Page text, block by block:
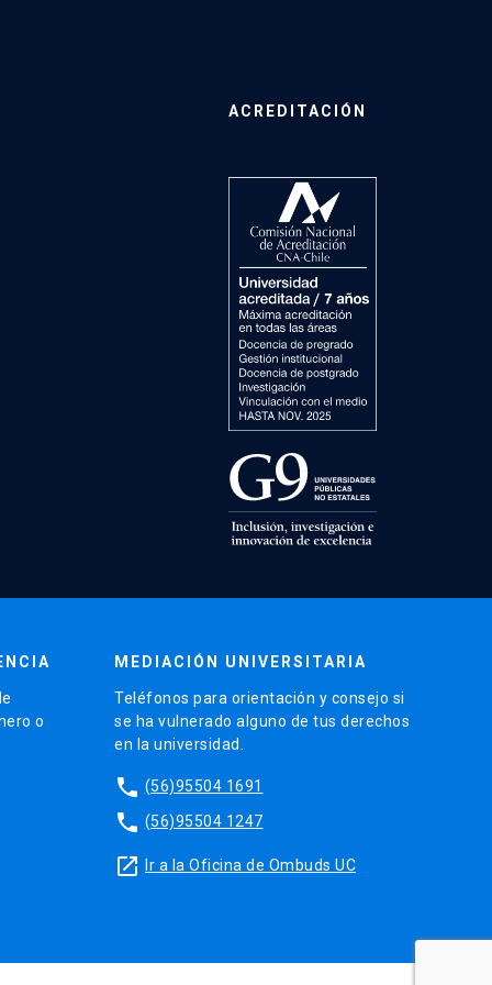
ACREDITACIÓN
o
MEDIACIÓN UNIVERSITARIA
Teléfonos para orientación y consejo si
se ha vulnerado alguno de tus derechos
en la universidad.
phone (56)95504 1691
phone (56)95504 1247
launch Ir a la Oficina de Ombuds UC